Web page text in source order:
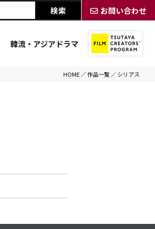
お問い合わせ
韓流・アジアドラマ
HOME ／作品一覧 ／シリアス